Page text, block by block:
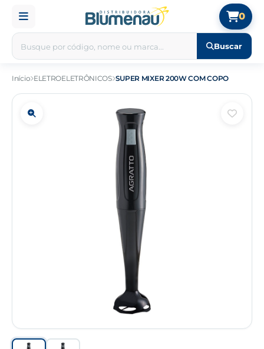
Buscar
0
Início ELETROELETRÔNICOS SUPER MIXER 200W COM COPO